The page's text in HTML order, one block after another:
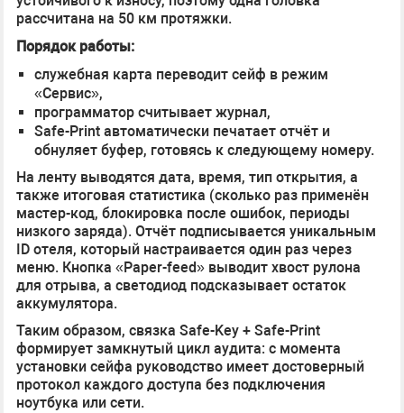
рассчитана на 50 км протяжки.
Порядок работы:
служебная карта переводит сейф в режим
«Сервис»,
программатор считывает журнал,
Safe-Print автоматически печатает отчёт и
обнуляет буфер, готовясь к следующему номеру.
На ленту выводятся дата, время, тип открытия, а
также итоговая статистика (сколько раз применён
мастер-код, блокировка после ошибок, периоды
низкого заряда). Отчёт подписывается уникальным
ID отеля, который настраивается один раз через
меню. Кнопка «Paper-feed» выводит хвост рулона
для отрыва, а светодиод подсказывает остаток
аккумулятора.
Таким образом, связка Safe-Key + Safe-Print
формирует замкнутый цикл аудита: с момента
установки сейфа руководство имеет достоверный
протокол каждого доступа без подключения
ноутбука или сети.